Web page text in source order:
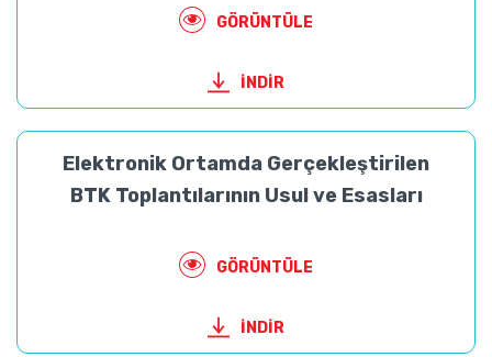
GÖRÜNTÜLE
İNDİR
Elektronik Ortamda Gerçekleştirilen
BTK Toplantılarının Usul ve Esasları
GÖRÜNTÜLE
İNDİR